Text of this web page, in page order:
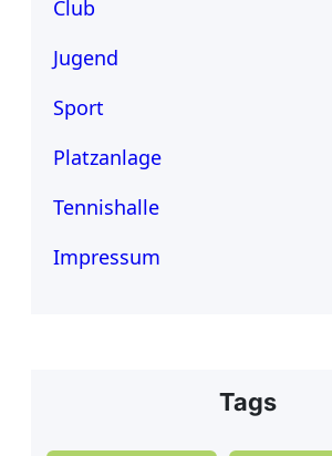
Club
Jugend
Sport
Platzanlage
Tennishalle
Impressum
Tags